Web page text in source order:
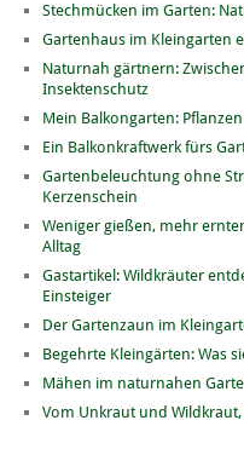
Stechmücken im Garten:
Gartenhaus im Kleingarten
Naturnah gärtnern:
Insektenschutz
Mein Balkongarten:
Ein Balkonkraftwerk fürs
Gartenbeleuchtung ohne
Kerzenschein
Weniger gießen, mehr
Alltag
Gastartikel: Wildkräuter
Einsteiger
Der Gartenzaun im
Begehrte Kleingärten: Was
Mähen im naturnahen
Vom Unkraut und